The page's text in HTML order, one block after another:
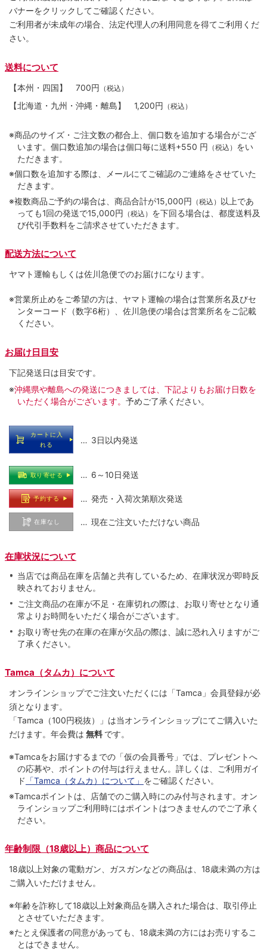
バナーをクリックしてご確認ください。
ご利用者が未成年の場合、法定代理人の利用同意を得てご利用くだ
さい。
送料について
【本州・四国】 700円 （税込）
【北海道・九州・沖縄・離島】 1,200円 （税込）
※商品のサイズ・ご注文数の都合上、個口数を追加する場合がござ
います。個口数追加の場合は個口毎に送料+550 円 （税込） をい
ただきます。
※個口数を追加する際は、メールにてご確認のご連絡をさせていた
だきます。
※複数商品ご予約の場合は、商品合計が15,000円 （税込） 以上であ
っても1回の発送で15,000円 （税込） を下回る場合は、都度送料及
び代引手数料をご請求させていただきます。
配送方法について
ヤマト運輸もしくは佐川急便でのお届けになります。
※営業所止めをご希望の方は、ヤマト運輸の場合は営業所名及びセ
ンターコード（数字6桁）、佐川急便の場合は営業所名をご記載
ください。
お届け日目安
下記発送日は目安です。
※沖縄県や離島への発送につきましては、下記よりもお届け日数を
いただく場合がございます。 予めご了承ください。
カートに入
れる
… 3日以内発送
取り寄せる … 6～10日発送
予約する … 発売・入荷次第順次発送
在庫なし … 現在ご注文いただけない商品
在庫状況について
当店では商品在庫を店舗と共有しているため、在庫状況が即時反
映されておりません。
ご注文商品の在庫が不足・在庫切れの際は、お取り寄せとなり通
常よりお時間をいただく場合がございます。
お取り寄せ先の在庫の在庫が欠品の際は、誠に恐れ入りますがご
了承ください。
Tamca（タムカ）について
オンラインショップでご注⽂いただくには「Tamca」会員登録が必
須となります。
「Tamca （100円税抜）
」は当オンラインショップにてご購⼊いた
だけます。 年会費は 無料 です。
※Tamcaをお届けするまでの「仮の会員番号」では、プレゼントへ
の応募や、ポイントの付与は⾏えません。詳しくは、ご利⽤ガイ
ド 「Tamca（タムカ）について」 をご確認ください。
※Tamcaポイントは、店舗でのご購⼊時にのみ付与されます。オン
ラインショップご利用時にはポイントはつきませんのでご了承く
ださい。
年齢制限（18歳以上）商品について
18歳以上対象の電動ガン、ガスガンなどの商品は、18歳未満の方は
ご購入いただけません。
※年齢を詐称して18歳以上対象商品を購入された場合は、取引停止
とさせていただきます。
※たとえ保護者の同意があっても、18歳未満の方にはお売りするこ
とはできません。